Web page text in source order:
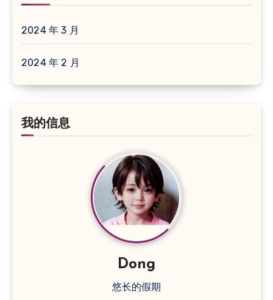
2024 年 3 月
2024 年 2 月
我的信息
Dong
悠长的假期